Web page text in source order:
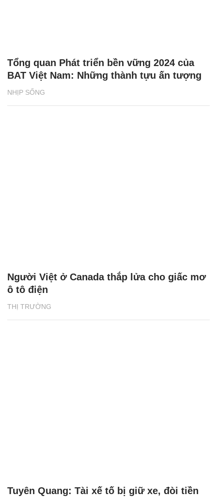
NHỊP SỐNG
Tổng quan Phát triển bền vững 2024 của
BAT Việt Nam: Những thành tựu ấn tượng
THỊ TRƯỜNG
Người Việt ở Canada thắp lửa cho giấc mơ
ô tô điện
Tuyên Quang: Tài xế tố bị giữ xe, đòi tiền